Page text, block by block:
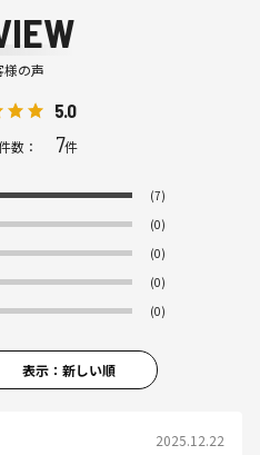
様の声
5.0
数： 7件
(7)
(0)
(0)
(0)
(0)
表示：新しい順
2025.12.22